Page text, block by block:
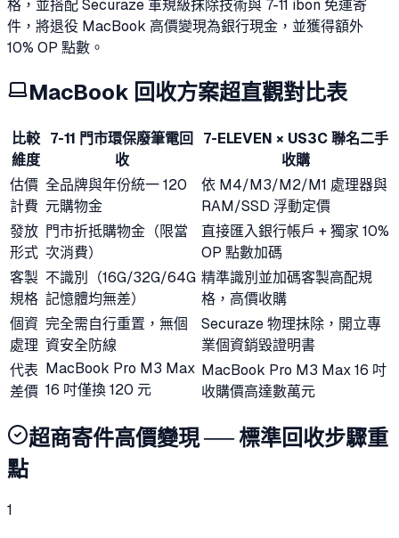
格，並搭配 Securaze 軍規級抹除技術與 7-11 ibon 免運寄
件，將退役 MacBook 高價變現為銀行現金，並獲得額外
10% OP 點數。
MacBook 回收方案超直觀對比表
比較
維度
7-11 門市環保廢筆電回
收
7-ELEVEN × US3C 聯名二手
收購
估價
計費
全品牌與年份統一 120
元購物金
依 M4/M3/M2/M1 處理器與
RAM/SSD 浮動定價
發放
形式
門市折抵購物金（限當
次消費）
直接匯入銀行帳戶 + 獨家 10%
OP 點數加碼
客製
規格
不識別（16G/32G/64G
記憶體均無差）
精準識別並加碼客製高配規
格，高價收購
個資
處理
完全需自行重置，無個
資安全防線
Securaze 物理抹除，開立專
業個資銷毀證明書
代表
差價
MacBook Pro M3 Max
16 吋僅換 120 元
MacBook Pro M3 Max 16 吋
收購價高達數萬元
超商寄件高價變現 ── 標準回收步驟重
點
1